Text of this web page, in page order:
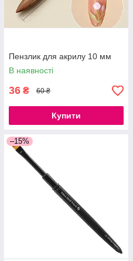
Пензлик для акрилу 10 мм
В наявності
36 ₴ 60 ₴
Купити
–15%